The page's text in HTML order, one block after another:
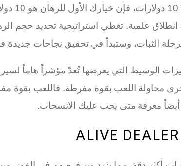
علمية. تغطي استراتيجية تحديد حجم
الثبات، وستبدأ في تحقيق نجاحات جديدة في
الوسيط التي يعرضها تُعدّ مؤشراً هاماً لسير
محاولة اللعب بقوة مفرطة. فاللعب بقوة
معرفة متى يجب عليك الانسحاب.